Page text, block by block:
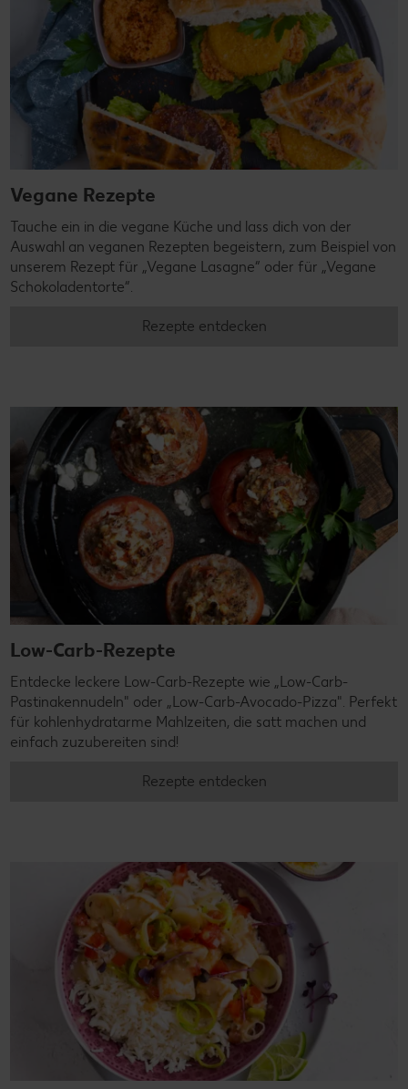
Vegane Rezepte
Tauche ein in die vegane Küche und lass dich von der
Auswahl an veganen Rezepten begeistern, zum Beispiel von
unserem Rezept für „Vegane Lasagne“ oder für „Vegane
Schokoladentorte“.
Rezepte entdecken
Low-Carb-Rezepte
Entdecke leckere Low-Carb-Rezepte wie „Low-Carb-
Pastinakennudeln" oder „Low-Carb-Avocado-Pizza". Perfekt
für kohlenhydratarme Mahlzeiten, die satt machen und
einfach zuzubereiten sind!
Rezepte entdecken